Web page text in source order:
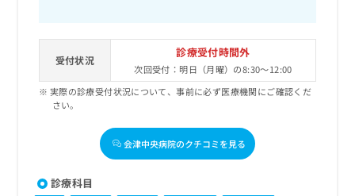
受付状況
診療受付時間外
次回受付：明日（月曜）の8:30～12:00
実際の診療受付状況について、事前に必ず医療機関にご確認くだ
さい。
会津中央病院のクチコミを見る
診療科目